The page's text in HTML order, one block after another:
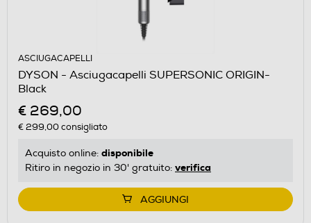
ASCIUGACAPELLI
DYSON - Asciugacapelli SUPERSONIC ORIGIN-
Black
€ 269,00
€ 299,00consigliato
Acquisto online: disponibile
Ritiro in negozio in 30' gratuito: verifica
AGGIUNGI